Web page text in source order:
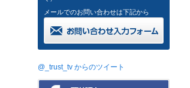
メールでのお問い合わせは下記から
@_trust_tv からのツイート